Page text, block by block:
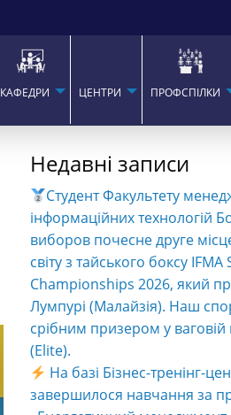
КАФЕДРИ ЦЕНТРИ ПРОФСПІЛКИ
Недавні записи
Студент Факультету
інформаційних технологій
виборов почесне друге
світу з тайського боксу
Championships 2026, який
Лумпурі (Малайзія). Наш
срібним призером у ваговій
(Elite).
На базі Бізнес-тренінг-
завершилося навчання за